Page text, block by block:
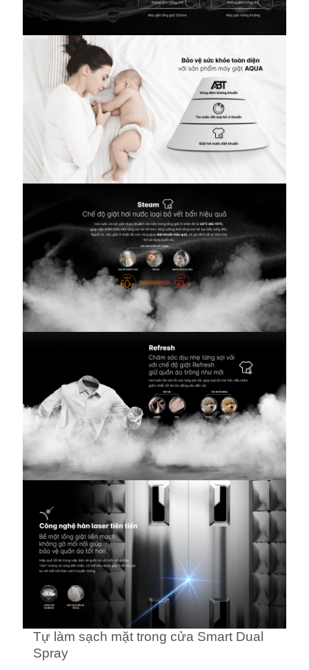
Tự làm sạch mặt trong cửa Smart Dual
Spray